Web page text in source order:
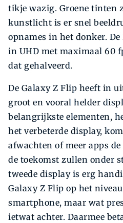
tikje wazig. Groene tinten
kunstlicht is er snel
opnames in het donker. De
in UHD met maximaal 60
dat gehalveerd.
De Galaxy Z Flip heeft in
groot en vooral helder
belangrijkste elementen,
het verbeterde display,
afwachten of meer apps
de toekomst zullen onder
tweede display is erg
Galaxy Z Flip op het
smartphone, maar wat
ietwat achter. Daarmee